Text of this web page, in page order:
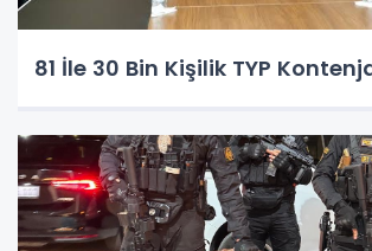
81 İle 30 Bin Kişilik TYP